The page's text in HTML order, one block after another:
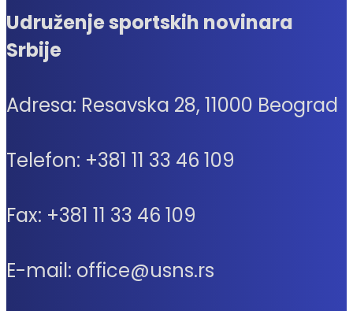
Udruženje sportskih novinara
Srbije
Adresa: Resavska 28, 11000 Beograd
Telefon: +381 11 33 46 109
Fax: +381 11 33 46 109
E-mail: office@usns.rs